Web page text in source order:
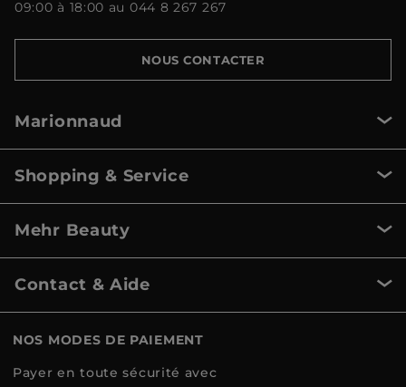
09:00 à 18:00 au 044 8 267 267
NOUS CONTACTER
Marionnaud
Shopping & Service
Mehr Beauty
Contact & Aide
NOS MODES DE PAIEMENT
Payer en toute sécurité avec